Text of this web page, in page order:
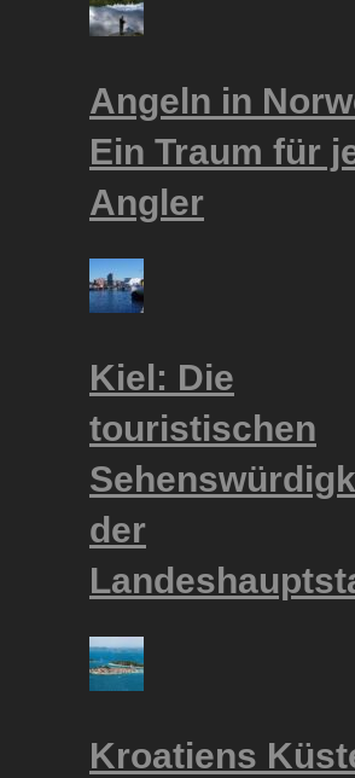
Angeln in
Ein Traum für
Angler
Kiel: Die
touristischen
der
Kroatiens